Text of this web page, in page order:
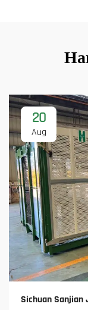
20
Aug
Sichuan Sanjian